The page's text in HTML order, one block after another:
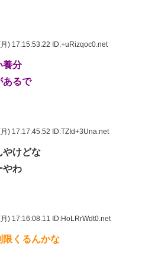
月) 17:15:53.22 ID:+uRizqoc0.net
養分
あるで
) 17:17:45.52 ID:TZId+3Una.net
やけどな
やわ
月) 17:16:08.11 ID:HoLRrWdt0.net
限くるんかな